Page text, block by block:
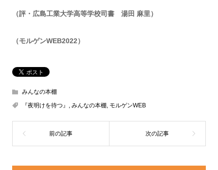
（評・広島工業大学高等学校司書 湯田 麻里）
（モルゲンWEB2022）
みんなの本棚
『夜明けを待つ』 , みんなの本棚, モルゲンWEB